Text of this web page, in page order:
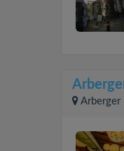
Arberger